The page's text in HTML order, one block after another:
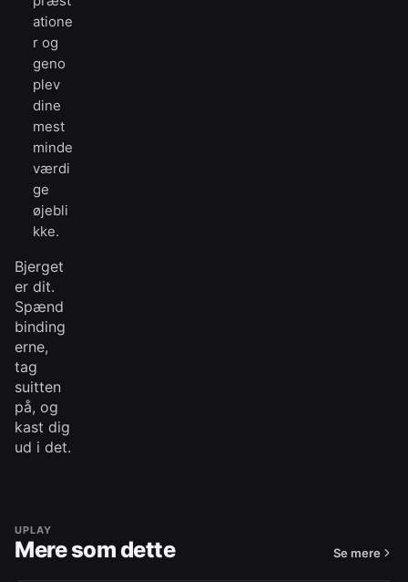
atione
r og
geno
plev
dine
mest
minde
værdi
ge
øjebli
kke.
Bjerget
er dit.
Spænd
binding
erne,
tag
suitten
på, og
kast dig
ud i det.
UPLAY
Mere som dette Se mere